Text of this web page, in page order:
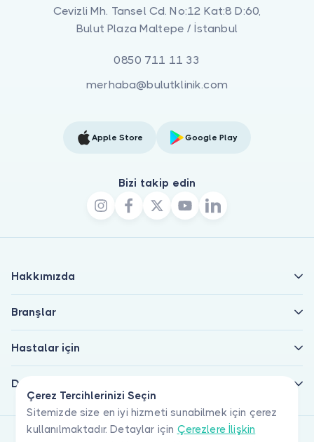
Çerez Tercihlerinizi Seçin
Sitemizde size en iyi hizmeti sunabilmek için çerez
kullanılmaktadır. Detaylar için Çerezlere İlişkin
Cevizli Mh. Tansel Cd. No:12 Kat:8 D:60,
Bulut Plaza Maltepe / İstanbul
0850 711 11 33
merhaba@bulutklinik.com
Apple Store Google Play
Bizi takip edin
Hakkımızda
Branşlar
Hastalar için
Doktorlar için